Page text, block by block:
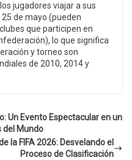
jugadores viajar a sus
de mayo (pueden
que participen en
lo que significa
y torneo son
de 2010, 2014 y
Un Evento Espectacular en un
del Mundo
la FIFA 2026: Desvelando el
Proceso de Clasificación